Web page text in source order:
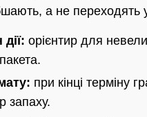
а не переходять
орієнтир для
при кінці терміну
запаху.